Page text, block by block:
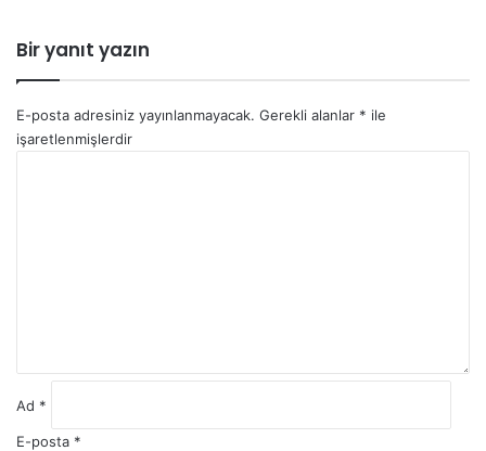
Bir yanıt yazın
E-posta adresiniz yayınlanmayacak. Gerekli alanlar * ile
işaretlenmişlerdir
Ad *
E-posta *